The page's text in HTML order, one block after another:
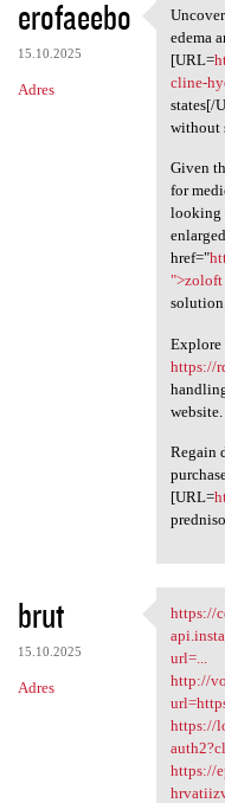
erofaeebo
15.10.2025
Adres
edema
[URL=
cline-
states[/
without
Given
for
looking
href="
">zoloft
Explore
https://
website.
Regain
[URL=
brut
15.10.2025
Adres
https://
url=...
http://
https://
https://